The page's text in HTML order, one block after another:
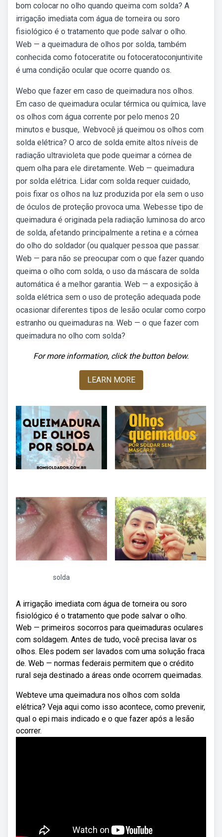
bom colocar no olho quando queima com solda? A
irrigação imediata com água de torneira ou soro
fisiológico é o tratamento que pode salvar o olho.
Web — a queimadura de olhos por solda, também
conhecida como fotoceratite ou fotoceratoconjuntivite
é uma condição ocular que ocorre quando os.
Webo que fazer em caso de queimadura nos olhos.
Em caso de queimadura ocular térmica ou química, lave
os olhos com água corrente por pelo menos 20
minutos e busque,. Webvocê já queimou os olhos com
solda elétrica? O arco de solda emite altos níveis de
radiação ultravioleta que pode queimar a córnea de
quem olha para ele diretamente. Web — queimadura
por solda elétrica. Lidar com solda requer cuidado,
pois fixar os olhos na luz produzida por ela sem o uso
de óculos de proteção provoca uma. Webesse tipo de
queimadura é originada pela radiação luminosa do arco
de solda, afetando principalmente a retina e a córnea
do olho do soldador (ou qualquer pessoa que passar.
Web — para não se preocupar com o que fazer quando
queima o olho com solda, o uso da máscara de solda
automática é a melhor garantia. Web — a exposição à
solda elétrica sem o uso de proteção adequada pode
ocasionar diferentes tipos de lesão ocular como corpo
estranho ou queimaduras na. Web — o que fazer com
queimadura no olho com solda?
For more information, click the button below.
LEARN MORE
solda
A irrigação imediata com água de torneira ou soro
fisiológico é o tratamento que pode salvar o olho.
Web — primeiros socorros para queimaduras oculares
com soldagem. Antes de tudo, você precisa lavar os
olhos. Eles podem ser lavados com uma solução fraca
de. Web — normas federais permitem que o crédito
rural seja destinado a áreas onde ocorrem queimadas.
Webteve uma queimadura nos olhos com solda
elétrica? Veja aqui como isso acontece, como prevenir,
qual o epi mais indicado e o que fazer após a lesão
ocorrer.